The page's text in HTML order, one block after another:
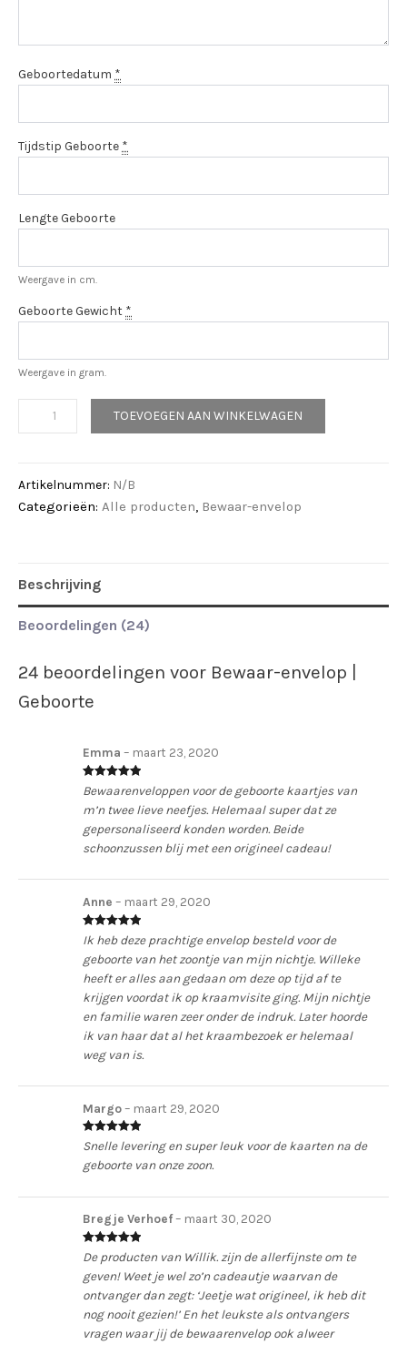
Geboortedatum *
Tijdstip Geboorte *
Lengte Geboorte
Weergave in cm.
Geboorte Gewicht *
Weergave in gram.
aantal
TOEVOEGEN AAN WINKELWAGEN
Artikelnummer: N/B
Categorieën: Alle producten, Bewaar-envelop
Beschrijving
Beoordelingen (24)
24 beoordelingen voor Bewaar-envelop |
Geboorte
Waardering5
uit 5
Emma – maart 23, 2020
Bewaarenveloppen voor de geboorte kaartjes van
m’n twee lieve neefjes. Helemaal super dat ze
gepersonaliseerd konden worden. Beide
schoonzussen blij met een origineel cadeau!
Waardering5
uit 5
Anne – maart 29, 2020
Ik heb deze prachtige envelop besteld voor de
geboorte van het zoontje van mijn nichtje. Willeke
heeft er alles aan gedaan om deze op tijd af te
krijgen voordat ik op kraamvisite ging. Mijn nichtje
en familie waren zeer onder de indruk. Later hoorde
ik van haar dat al het kraambezoek er helemaal
weg van is.
Waardering 5
uit 5
Margo– maart 29, 2020
Snelle levering en super leuk voor de kaarten na de
geboorte van onze zoon.
Waardering5
uit 5
Bregje Verhoef– maart 30, 2020
De producten van Willik. zijn de allerfijnste om te
geven! Weet je wel zo’n cadeautje waarvan de
ontvanger dan zegt: ‘Jeetje wat origineel, ik heb dit
nog nooit gezien!’ En het leukste als ontvangers
vragen waar jij de bewaarenvelop ook alweer